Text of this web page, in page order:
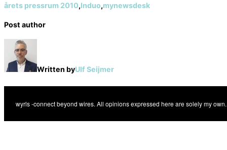
årets pressrum 2010,Induo,mynewsdesk
Post author
Written byUlf Seijmer